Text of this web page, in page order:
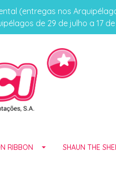
(entregas nos
de 29 de julho a 17
RIBBON SHAUN THE